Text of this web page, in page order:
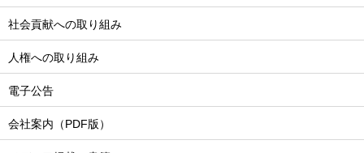
社会貢献への取り組み
人権への取り組み
電子公告
会社案内（PDF版）